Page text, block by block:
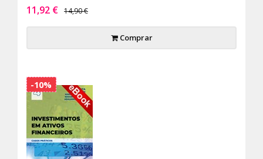
11,92 € 14,90 €
Comprar
-10%